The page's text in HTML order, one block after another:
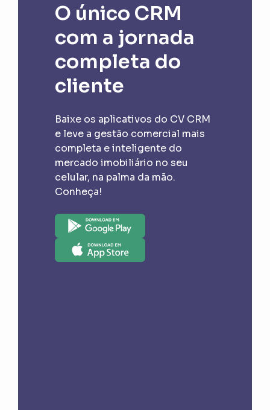
O único CRM
com a jornada
completa do
cliente
Baixe os aplicativos do CV CRM
e leve a gestão comercial mais
completa e inteligente do
mercado imobiliário no seu
celular, na palma da mão.
Conheça!